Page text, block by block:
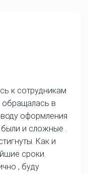
к сотрудникам
обращалась в
оформления
были и сложные .
Как и
сроки.
, буду